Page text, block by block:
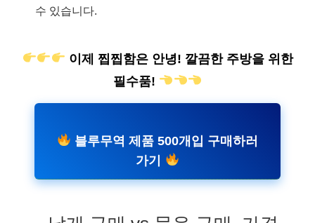
수 있습니다.
이제 찝찝함은 안녕! 깔끔한 주방을 위한
필수품!
블루무역 제품 500개입 구매하러
가기